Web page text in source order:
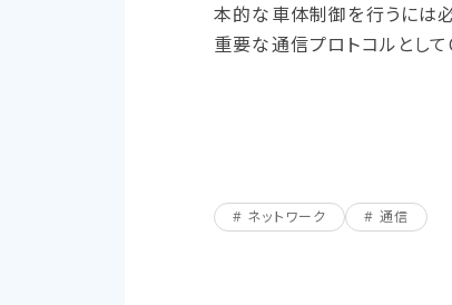
本的な車体制御を行うには
重要な通信プロトコルとして
ネットワーク 通信